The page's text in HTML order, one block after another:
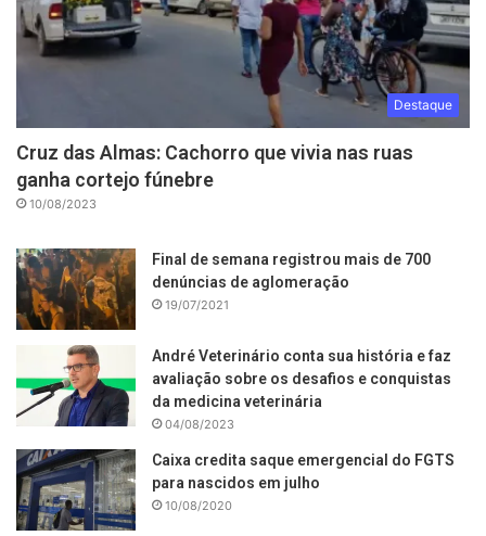
Destaque
Cruz das Almas: Cachorro que vivia nas ruas
ganha cortejo fúnebre
10/08/2023
Final de semana registrou mais de 700
denúncias de aglomeração
19/07/2021
André Veterinário conta sua história e faz
avaliação sobre os desafios e conquistas
da medicina veterinária
04/08/2023
Caixa credita saque emergencial do FGTS
para nascidos em julho
10/08/2020